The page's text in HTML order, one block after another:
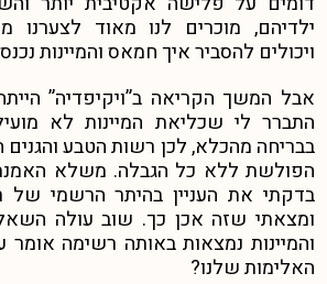
ילדיהם, מוכרים לנו מאוד לצערנו
ויכולים להסביר איך חמאס והמיינות
אבל המשך הקריאה ב”ויקיפדיה”
התברר לי שכליאת המיינות לא
בבריחה מהכלא, לכן רשות הטבע והגנים
הפולשת ללא כל הגבלה. משלא
בדקתי את העניין בהיתר הרשמי של
ומצאתי שזה אכן כך. שוב עולה
והמיינות נמצאות באותה רשימה
האלימות שלנו?